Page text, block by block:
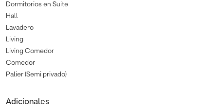
Dormitorios en Suite
Hall
Lavadero
Living
Living Comedor
Comedor
Palier (Semi privado)
Adicionales